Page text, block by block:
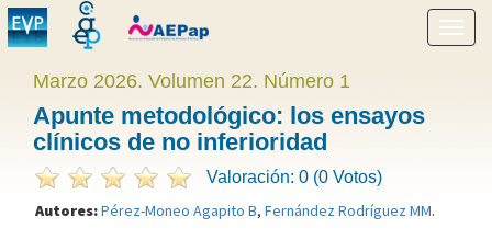
menú
Marzo 2026. Volumen 22. Número 1
Apunte metodológico: los ensayos
clínicos de no inferioridad
Valoración: 0 (0 Votos)
Autores:Pérez-Moneo Agapito B, Fernández Rodríguez MM.